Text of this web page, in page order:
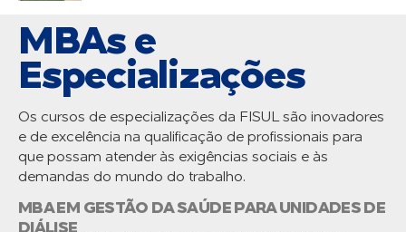
MBAs e
Especializações
Os cursos de especializações da FISUL são inovadores
e de excelência na qualificação de profissionais para
que possam atender às exigências sociais e às
demandas do mundo do trabalho.
MBA EM GESTÃO DA SAÚDE PARA UNIDADES DE
DIÁLISE